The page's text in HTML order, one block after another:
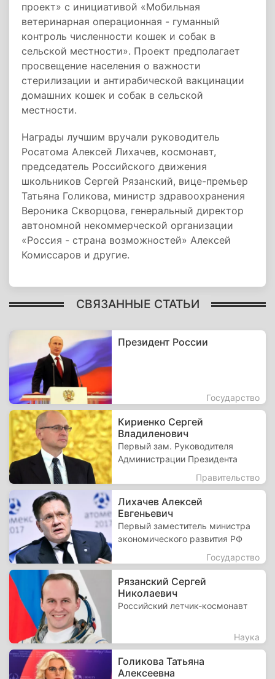
проект» с инициативой «Мобильная
ветеринарная операционная - гуманный
контроль численности кошек и собак в
сельской местности». Проект предполагает
просвещение населения о важности
стерилизации и антирабической вакцинации
домашних кошек и собак в сельской
местности.
Награды лучшим вручали руководитель
Росатома Алексей Лихачев, космонавт,
председатель Российского движения
школьников Сергей Рязанский, вице-премьер
Татьяна Голикова, министр здравоохранения
Вероника Скворцова, генеральный директор
автономной некоммерческой организации
«Россия - страна возможностей» Алексей
Комиссаров и другие.
СВЯЗАННЫЕ СТАТЬИ
Президент России
Государство
Кириенко Сергей
Владиленович
Первый зам. Руководителя
Администрации Президента
Правительство
Лихачев Алексей
Евгеньевич
Первый заместитель министра
экономического развития РФ
Государство
Рязанский Сергей
Николаевич
Российский летчик-космонавт
Наука
Голикова Татьяна
Алексеевна